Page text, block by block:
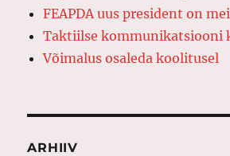
FEAPDA uus president on
Taktiilse kommunikatsiooni
Võimalus osaleda koolitusel
ARHIIV